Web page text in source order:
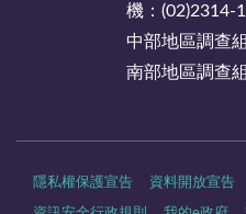
機：(02)2314-
中部地區調查
南部地區調查
隱私權保護宣告 資料開放宣告